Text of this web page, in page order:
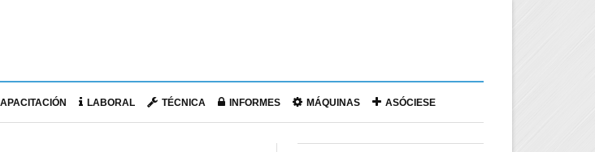
LABORAL TÉCNICA INFORMES MÁQUINAS ASÓCIESE